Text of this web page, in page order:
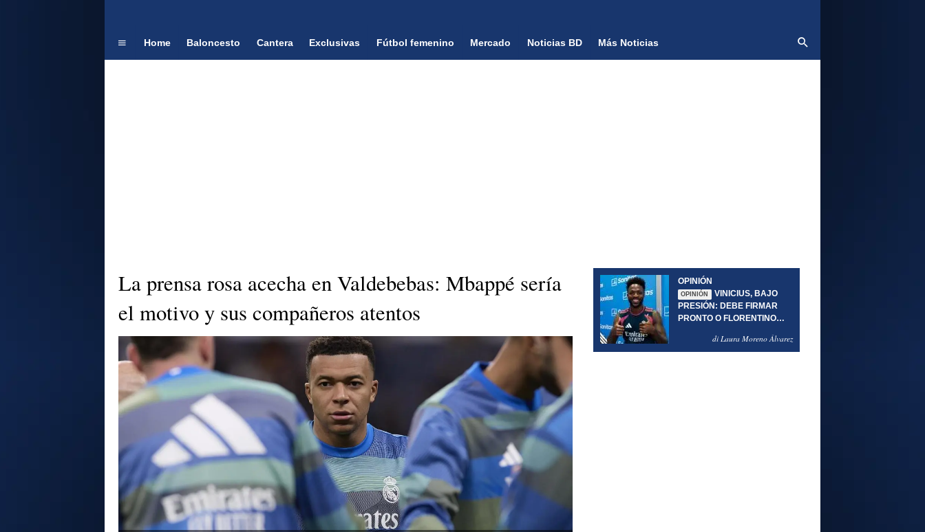
Home Baloncesto Cantera Exclusivas Fútbol femenino Mercado Noticias BD Más Noticias
La prensa rosa acecha en Valdebebas: Mbappé sería
el motivo y sus compañeros atentos
OPINIÓN
OPINIÓN
VINICIUS, BAJO
PRESIÓN: DEBE FIRMAR
PRONTO O FLORENTINO
di Laura Moreno Álvarez